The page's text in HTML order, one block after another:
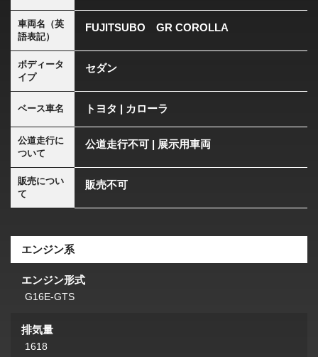
車両名（英
語表記）
FUJITSUBO GR COROLLA
ボディータ
イプ
セダン
ベース車名 トヨタ | カローラ
公道走行に
ついて
公道走行不可 | 展示用車両
販売につい
て
販売不可
エンジン系
エンジン形式
G16E-GTS
排気量
1618